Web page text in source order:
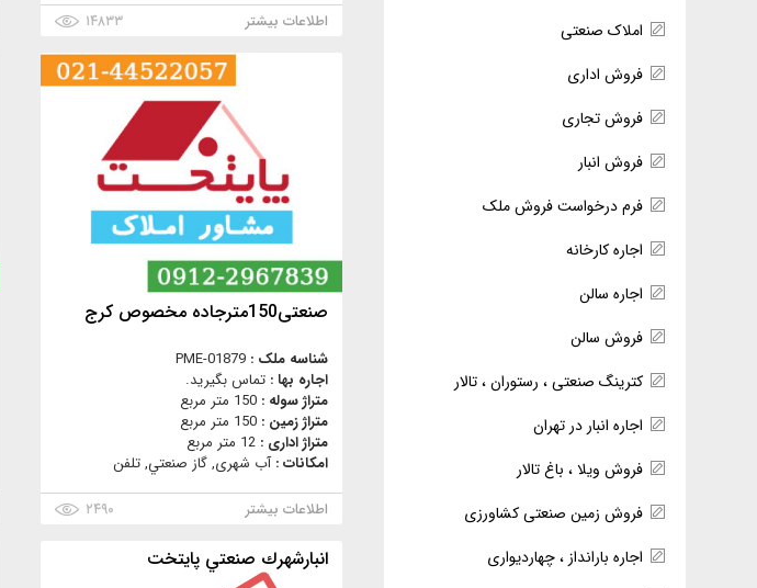
املاک صنعتی
فروش اداری
فروش تجاری
فروش انبار
فرم درخواست فروش ملک
اجاره کارخانه
اجاره سالن
فروش سالن
کترینگ صنعتی ، رستوران ، تالار
اجاره انبار در تهران
فروش ویلا ، باغ تالار
فروش زمین صنعتی کشاورزی
اجاره بارانداز ، چهاردیواری
اطلاعات بیشتر
۱۴۸۳۳
صنعتی150مترجاده مخصوص كرج
شناسه ملک : PME-01879
اجاره بها : تماس بگیرید.
متراژ سوله : 150 متر مربع
متراژ زمین : 150 متر مربع
متراژ اداری : 12 متر مربع
امکانات :آب شهری, گاز صنعتي, تلفن
اطلاعات بیشتر
۲۴۹۰
انبارشهرك صنعتي پايتخت